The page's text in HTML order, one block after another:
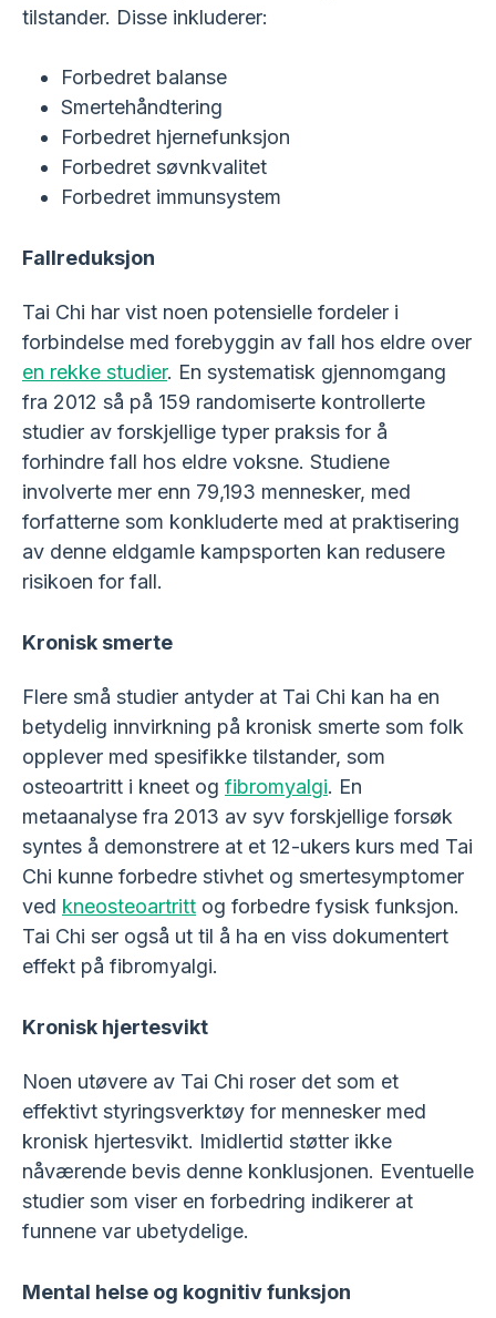
tilstander. Disse inkluderer:
Forbedret balanse
Smertehåndtering
Forbedret hjernefunksjon
Forbedret søvnkvalitet
Forbedret immunsystem
Fallreduksjon
Tai Chi har vist noen potensielle fordeler i
forbindelse med forebyggin av fall hos eldre over
en rekke studier. En systematisk gjennomgang
fra 2012 så på 159 randomiserte kontrollerte
studier av forskjellige typer praksis for å
forhindre fall hos eldre voksne. Studiene
involverte mer enn 79,193 mennesker, med
forfatterne som konkluderte med at praktisering
av denne eldgamle kampsporten kan redusere
risikoen for fall.
Kronisk smerte
Flere små studier antyder at Tai Chi kan ha en
betydelig innvirkning på kronisk smerte som folk
opplever med spesifikke tilstander, som
osteoartritt i kneet og fibromyalgi. En
metaanalyse fra 2013 av syv forskjellige forsøk
syntes å demonstrere at et 12-ukers kurs med Tai
Chi kunne forbedre stivhet og smertesymptomer
ved kneosteoartritt og forbedre fysisk funksjon.
Tai Chi ser også ut til å ha en viss dokumentert
effekt på fibromyalgi.
Kronisk hjertesvikt
Noen utøvere av Tai Chi roser det som et
effektivt styringsverktøy for mennesker med
kronisk hjertesvikt. Imidlertid støtter ikke
nåværende bevis denne konklusjonen. Eventuelle
studier som viser en forbedring indikerer at
funnene var ubetydelige.
Mental helse og kognitiv funksjon